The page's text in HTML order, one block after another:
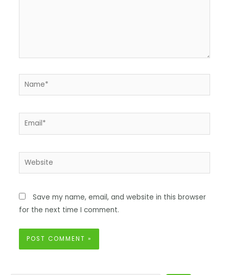
Save my name, email, and website in this browser
for the next time I comment.